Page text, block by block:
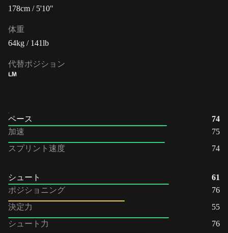
178cm / 5'10"
体重
64kg / 141lb
代替ポジション
LM
ペース
74
加速
75
スプリント速度
74
シュート
61
ポジショニング
76
決定力
55
シュート力
76